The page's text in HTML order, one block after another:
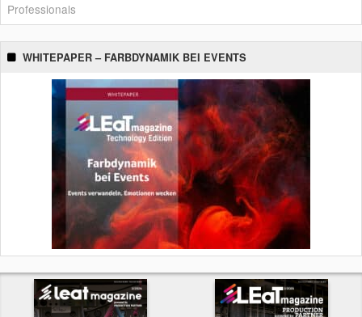
Professionals
WHITEPAPER – FARBDYNAMIK BEI EVENTS